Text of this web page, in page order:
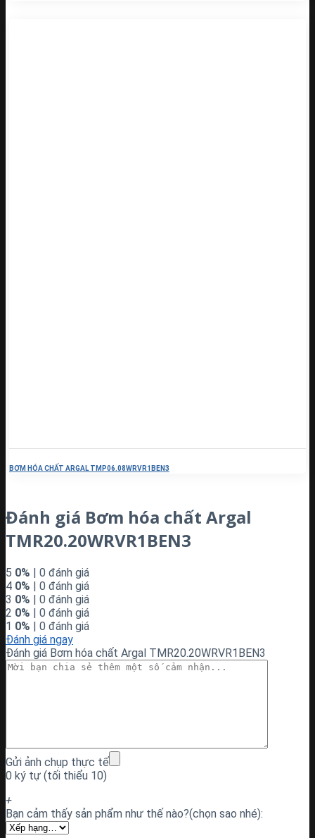
BƠM HÓA CHẤT ARGAL TMP06.08WRVR1BEN3
Đánh giá Bơm hóa chất Argal
TMR20.20WRVR1BEN3
5 0% | 0 đánh giá
4 0% | 0 đánh giá
3 0% | 0 đánh giá
2 0% | 0 đánh giá
1 0% | 0 đánh giá
Đánh giá ngay
Đánh giá Bơm hóa chất Argal TMR20.20WRVR1BEN3
Gửi ảnh chụp thực tế
0 ký tự (tối thiểu 10)
+
Bạn cảm thấy sản phẩm như thế nào?(chọn sao nhé):